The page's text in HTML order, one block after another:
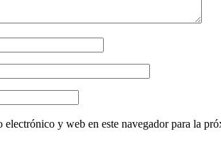
y web en este navegador para la